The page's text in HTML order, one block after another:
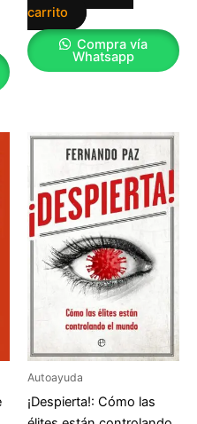
carrito
Compra vía
Whatsapp
Autoayuda
¡Despierta!: Cómo las